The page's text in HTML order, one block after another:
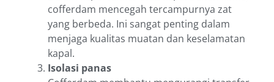
cofferdam mencegah tercampurnya zat
yang berbeda. Ini sangat penting dalam
menjaga kualitas muatan dan keselamatan
kapal.
Isolasi panas